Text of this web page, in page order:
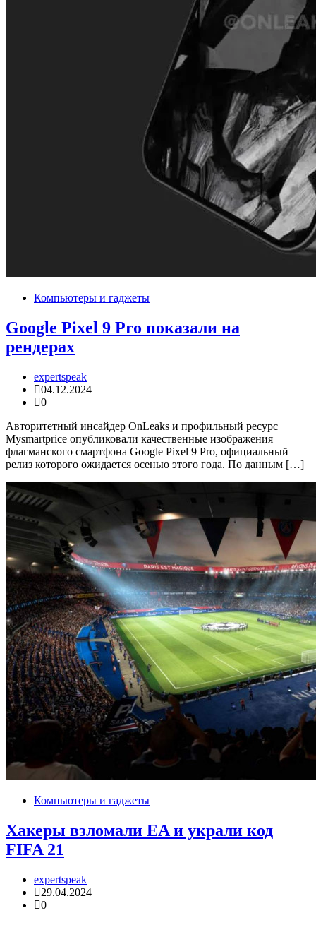
Компьютеры и гаджеты
Google Pixel 9 Pro показали на
рендерах
expertspeak
04.12.2024
0
Авторитетный инсайдер OnLeaks и профильный ресурс
Mysmartprice опубликовали качественные изображения
флагманского смартфона Google Pixel 9 Pro, официальный
релиз которого ожидается осенью этого года. По данным […]
Компьютеры и гаджеты
Хакеры взломали EA и украли код
FIFA 21
expertspeak
29.04.2024
0